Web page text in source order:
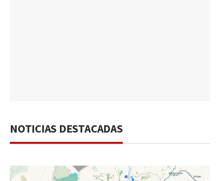
NOTICIAS DESTACADAS